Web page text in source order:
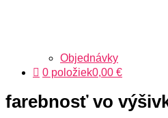
Objednávky
0 položiek0,00 €
farebnosť vo